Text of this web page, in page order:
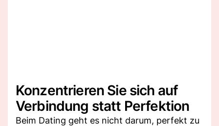
Konzentrieren Sie sich auf
Verbindung statt Perfektion
Beim Dating geht es nicht darum, perfekt zu